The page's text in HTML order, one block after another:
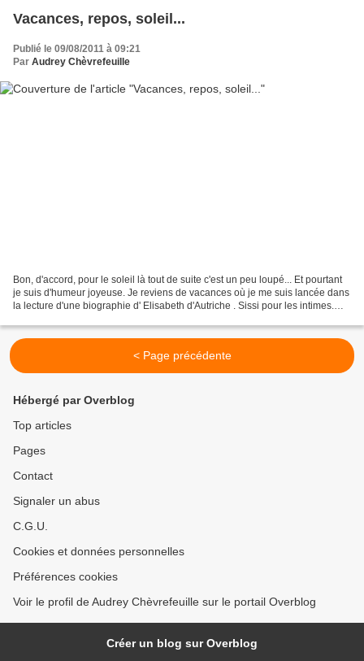
Vacances, repos, soleil...
Publié le 09/08/2011 à 09:21
Par Audrey Chèvrefeuille
Bon, d'accord, pour le soleil là tout de suite c'est un peu loupé... Et pourtant
je suis d'humeur joyeuse. Je reviens de vacances où je me suis lancée dans
la lecture d'une biographie d' Elisabeth d'Autriche . Sissi pour les intimes.
< Page précédente
Hébergé par Overblog
Top articles
Pages
Contact
Signaler un abus
C.G.U.
Cookies et données personnelles
Préférences cookies
Voir le profil de Audrey Chèvrefeuille sur le portail Overblog
Créer un blog sur Overblog